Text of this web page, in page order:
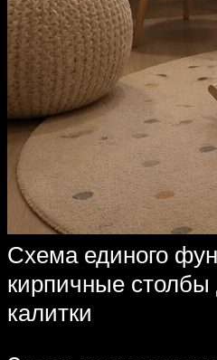
Схема единого
кирпичные столбы
калитки